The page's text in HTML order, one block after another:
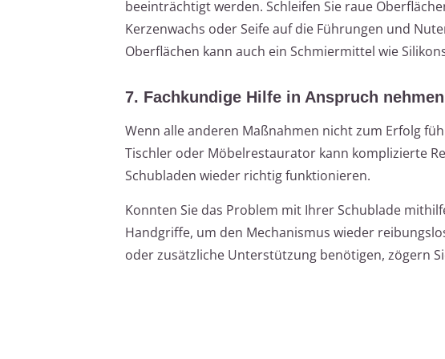
beeinträchtigt werden. Schleifen Sie raue
Kerzenwachs oder Seife auf die Führungen und
Oberflächen kann auch ein Schmiermittel wie
7. Fachkundige Hilfe in Anspruch nehmen
Wenn alle anderen Maßnahmen nicht zum Erfolg
Tischler oder Möbelrestaurator kann komplizierte
Schubladen wieder richtig funktionieren.
Konnten Sie das Problem mit Ihrer Schublade
Handgriffe, um den Mechanismus wieder
oder zusätzliche Unterstützung benötigen, zögern